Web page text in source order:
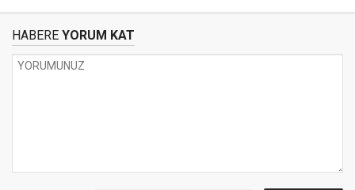
HABERE YORUM KAT